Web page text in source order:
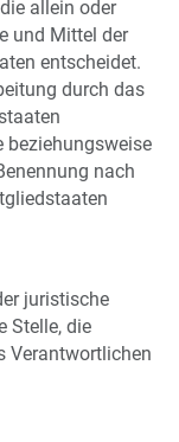
allein oder
und Mittel der
entscheidet.
durch das
beziehungsweise
nach
juristische
Stelle, die
Verantwortlichen